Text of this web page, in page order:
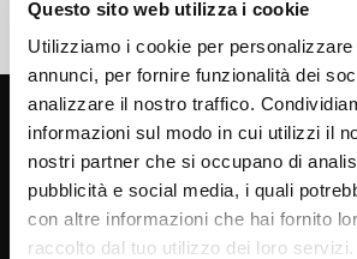
Questo sito web utilizza i cookie
Utilizziamo i cookie per
annunci, per fornire funzionalità dei
analizzare il nostro traffico.
informazioni sul modo in cui utilizzi il
nostri partner che si occupano di
pubblicità e social media, i quali
con altre informazioni che hai fornito
raccolto dal tuo utilizzo dei loro servizi.